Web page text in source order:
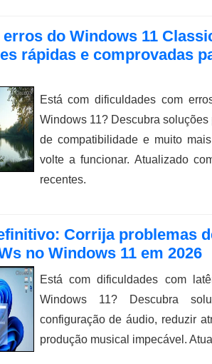
do Windows 11
rápidas e comprovadas
Está com dificuldades com
Windows 11? Descubra
de compatibilidade e muito
volte a funcionar. Atualizado
recentes.
Corrija problemas
no Windows 11 em 2026
Está com dificuldades com
Windows 11? Descubra
configuração de áudio, reduzir
produção musical impecável.